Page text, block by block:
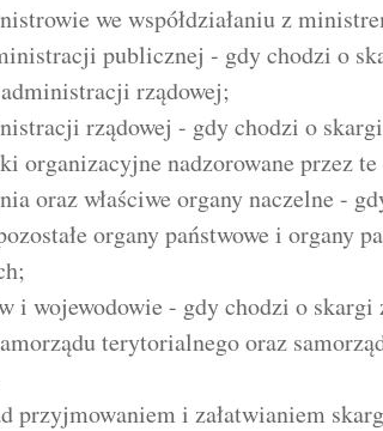
we współdziałaniu z
publicznej - gdy chodzi o
rządowej;
rządowej - gdy chodzi o skargi
organizacyjne nadzorowane przez
oraz właściwe organy naczelne -
organy państwowe i organy
i wojewodowie - gdy chodzi o skargi
terytorialnego oraz
przyjmowaniem i załatwianiem